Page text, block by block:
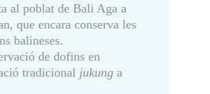
al poblat de Bali Aga a
que encara conserva les
balineses.
de dofins en
tradicional jukunga